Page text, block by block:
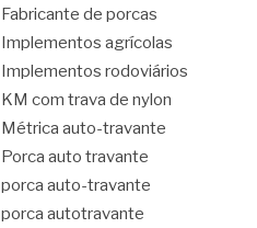
Fabricante de porcas
Implementos agrícolas
Implementos rodoviários
KM com trava de nylon
Métrica auto-travante
Porca auto travante
porca auto-travante
porca autotravante